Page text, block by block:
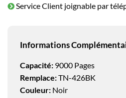
Service Client joignable par
Informations
Capacité: 9000 Pages
Remplace:TN-426BK
Couleur: Noir